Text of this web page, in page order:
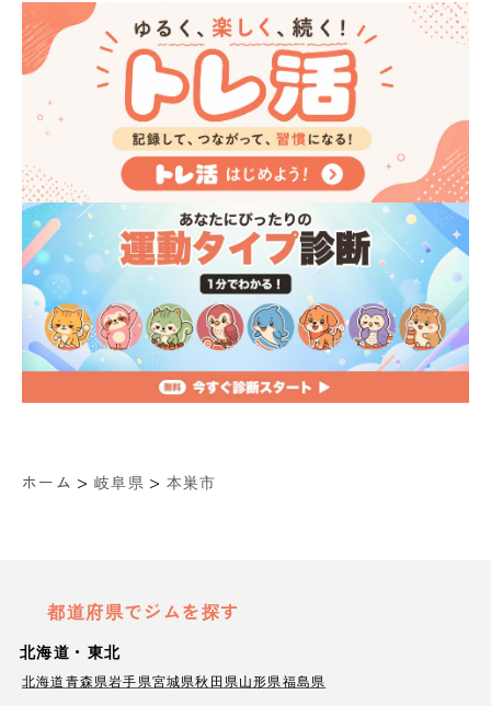
ホーム > 岐阜県 > 本巣市
都道府県でジムを探す
北海道・東北
北海道青森県岩手県宮城県秋田県山形県福島県